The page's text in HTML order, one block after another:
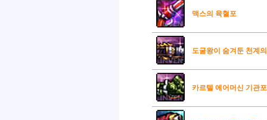
맥스의 육혈포
도굴왕이 숨겨둔 천계
카르텔 에어머신 기관포